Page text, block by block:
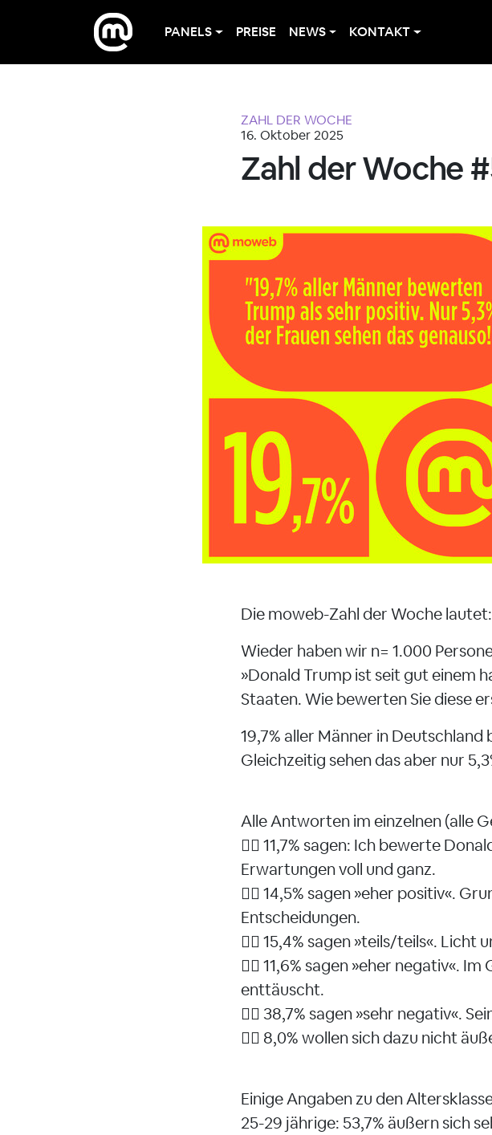
PANELS PREISE NEWS KONTAKT
ZAHL DER WOCHE
16. Oktober 2025
Zahl der Woche
Die moweb-Zahl der Woche lautet:
Wieder haben wir n= 1.000
»Donald Trump ist seit gut einem
Staaten. Wie bewerten Sie diese
19,7% aller Männer in
Gleichzeitig sehen das aber nur
Alle Antworten im einzelnen (alle
👉🏻 11,7% sagen: Ich bewerte
Erwartungen voll und ganz.
👉🏻 14,5% sagen »eher positiv«.
Entscheidungen.
👉🏻 15,4% sagen »teils/teils«.
👉🏻 11,6% sagen »eher negativ«.
enttäuscht.
👉🏻 38,7% sagen »sehr negativ«.
👉🏻 8,0% wollen sich dazu nicht
Einige Angaben zu den
25-29 jährige: 53,7% äußern sich